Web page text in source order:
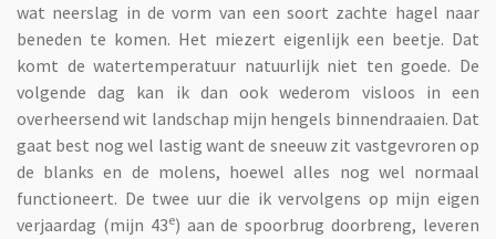
wat neerslag in de vorm van een soort zachte hagel naar
beneden te komen. Het miezert eigenlijk een beetje. Dat
komt de watertemperatuur natuurlijk niet ten goede. De
volgende dag kan ik dan ook wederom visloos in een
overheersend wit landschap mijn hengels binnendraaien. Dat
gaat best nog wel lastig want de sneeuw zit vastgevroren op
de blanks en de molens, hoewel alles nog wel normaal
functioneert. De twee uur die ik vervolgens op mijn eigen
verjaardag (mijn 43e) aan de spoorbrug doorbreng, leveren